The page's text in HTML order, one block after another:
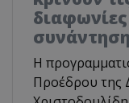
συνάντηση
Η
Προέδρου της